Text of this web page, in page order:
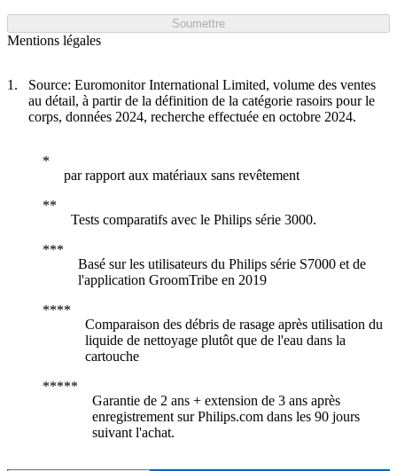
Soumettre
Mentions légales
Source: Euromonitor International Limited, volume des ventes
au détail, à partir de la définition de la catégorie rasoirs pour le
corps, données 2024, recherche effectuée en octobre 2024.
par rapport aux matériaux sans revêtement
Tests comparatifs avec le Philips série 3000.
Basé sur les utilisateurs du Philips série S7000 et de
l'application GroomTribe en 2019
Comparaison des débris de rasage après utilisation du
liquide de nettoyage plutôt que de l'eau dans la
cartouche
Garantie de 2 ans + extension de 3 ans après
enregistrement sur Philips.com dans les 90 jours
suivant l'achat.​